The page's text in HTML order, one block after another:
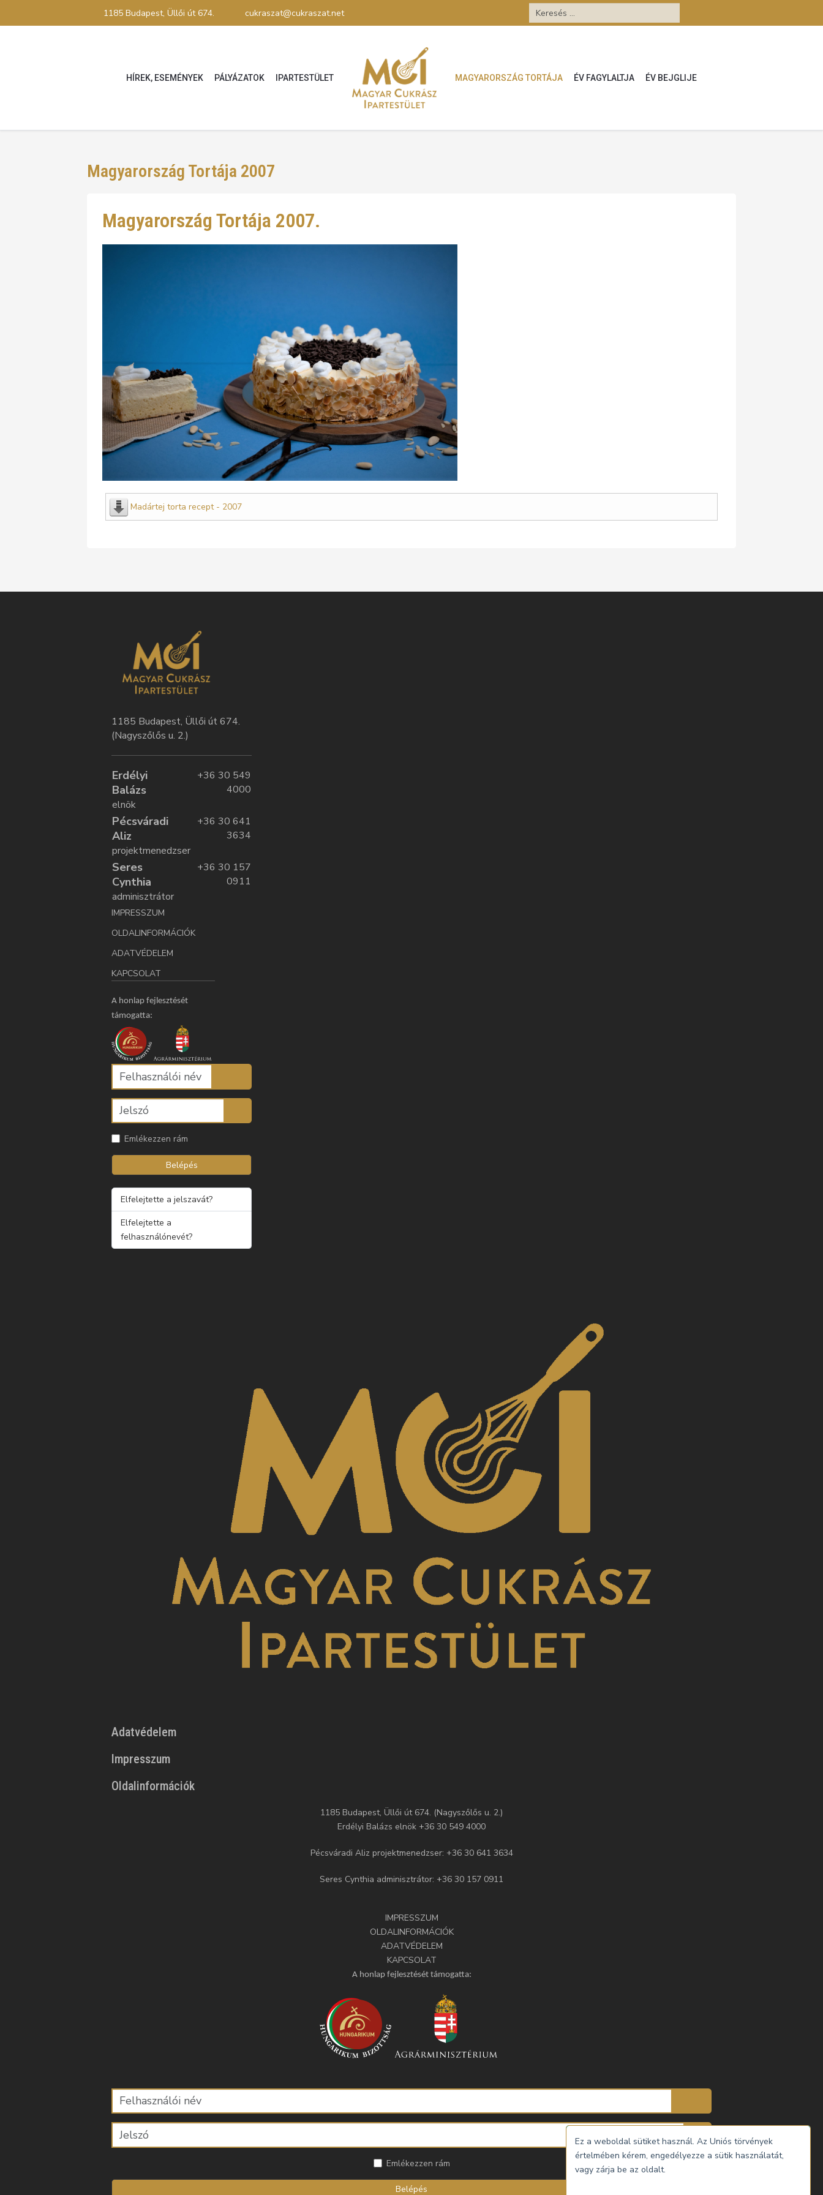
1185 Budapest, Üllői út 674. cukraszat@cukraszat.net
HÍREK, ESEMÉNYEK PÁLYÁZATOK IPARTESTÜLET MAGYARORSZÁG TORTÁJA ÉV FAGYLALTJA ÉV BEJGLIJE
Magyarország Tortája 2007
Magyarország Tortája 2007.
Madártej torta recept - 2007
1185 Budapest, Üllői út 674.
(Nagyszőlős u. 2.)
Erdélyi
Balázs
elnök
+36 30 549
4000
Pécsváradi
Aliz
projektmenedzser
+36 30 641
3634
Seres
Cynthia
adminisztrátor
+36 30 157
0911
IMPRESSZUM
OLDALINFORMÁCIÓK
ADATVÉDELEM
KAPCSOLAT
A honlap fejlesztését
támogatta:
Emlékezzen rám
Belépés
Elfelejtette a jelszavát?
Elfelejtette a
felhasználónevét?
Adatvédelem
Impresszum
Oldalinformációk
1185 Budapest, Üllői út 674. (Nagyszőlős u. 2.)
Erdélyi Balázs elnök +36 30 549 4000
Pécsváradi Aliz projektmenedzser: +36 30 641 3634
Seres Cynthia adminisztrátor: +36 30 157 0911
IMPRESSZUM
OLDALINFORMÁCIÓK
ADATVÉDELEM
KAPCSOLAT
A honlap fejlesztését támogatta:
Emlékezzen rám
Belépés
Ez a weboldal sütiket használ. Az Uniós törvények
értelmében kérem, engedélyezze a sütik használatát,
vagy zárja be az oldalt.